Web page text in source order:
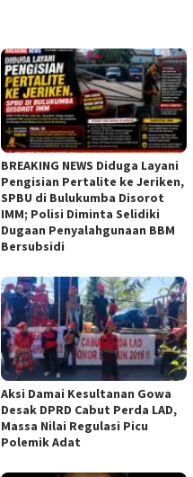
BREAKING NEWS Diduga Layani
Pengisian Pertalite ke Jeriken,
SPBU di Bulukumba Disorot
IMM; Polisi Diminta Selidiki
Dugaan Penyalahgunaan BBM
Bersubsidi
Aksi Damai Kesultanan Gowa
Desak DPRD Cabut Perda LAD,
Massa Nilai Regulasi Picu
Polemik Adat